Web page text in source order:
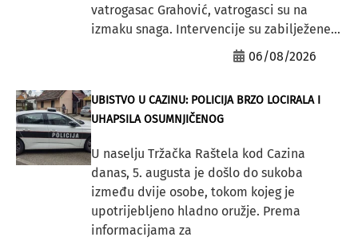
vatrogasac Grahović, vatrogasci su na
izmaku snaga. Intervencije su zabilježene...
06/08/2026
UBISTVO U CAZINU: POLICIJA BRZO LOCIRALA I
UHAPSILA OSUMNJIČENOG
U naselju Tržačka Raštela kod Cazina
danas, 5. augusta je došlo do sukoba
između dvije osobe, tokom kojeg je
upotrijebljeno hladno oružje. Prema
informacijama za